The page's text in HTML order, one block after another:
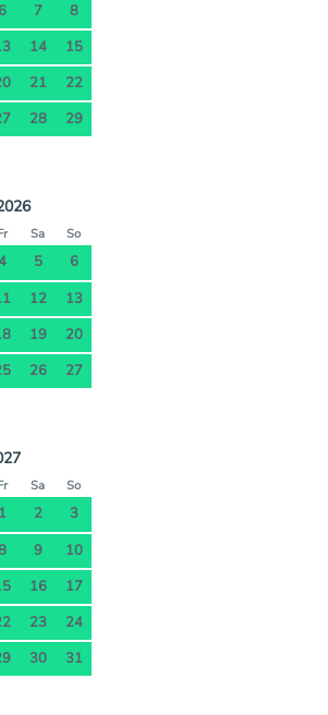
6 7
8
14
15
21
22
28
29
Sa So
5
6
12
13
19
20
26
27
Sa So
1 2
3
9
10
16
17
23
24
30 31